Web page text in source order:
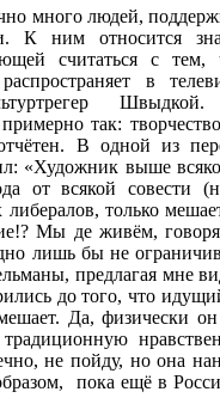
много людей,
К ним относится
считаться с тем,
в
так:
В одной из
«Художник выше
от всякой совести
только
Мы де живём,
лишь бы не
предлагая мне
до того, что
Да, физически
не пойду, но она
пока ещё в